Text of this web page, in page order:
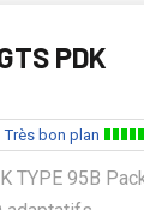
PDK
Très bon plan
TYPE 95B